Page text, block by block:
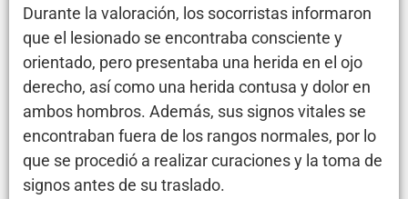
Durante la valoración, los socorristas informaron
que el lesionado se encontraba consciente y
orientado, pero presentaba una herida en el ojo
derecho, así como una herida contusa y dolor en
ambos hombros. Además, sus signos vitales se
encontraban fuera de los rangos normales, por lo
que se procedió a realizar curaciones y la toma de
signos antes de su traslado.